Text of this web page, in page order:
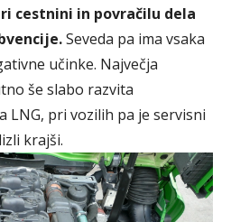
cestnini in povračilu dela
Seveda pa ima vsaka
učinke. Največja
še slabo razvita
pri vozilih pa je servisni
krajši.